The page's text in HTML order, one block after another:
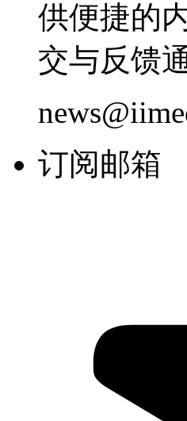
供便捷的
交与反馈
订阅邮箱